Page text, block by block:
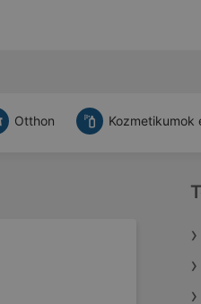
Otthon Kozmetikumok